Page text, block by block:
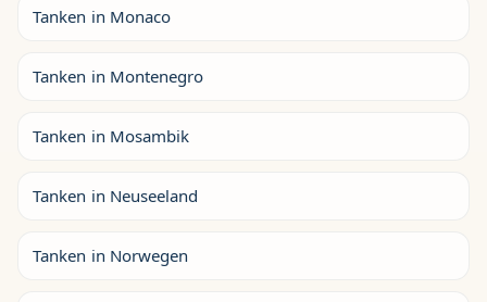
Tanken in Monaco
Tanken in Montenegro
Tanken in Mosambik
Tanken in Neuseeland
Tanken in Norwegen